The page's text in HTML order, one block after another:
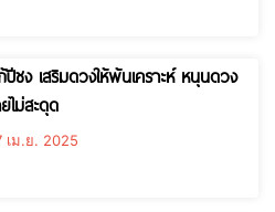
ปีชง เสริมดวงให้พ้นเคราะห์ หนุนดวง
ไม่สะดุด
เม.ย. 2025